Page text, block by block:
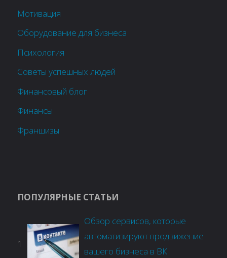
Мотивация
Оборудование для бизнеса
Психология
Советы успешных людей
Финансовый блог
Финансы
Франшизы
ПОПУЛЯРНЫЕ СТАТЬИ
1
Обзор сервисов, которые
автоматизируют продвижение
вашего бизнеса в ВК